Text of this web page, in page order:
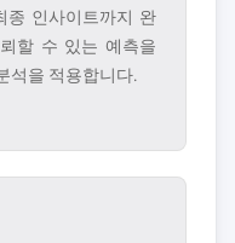
종 인사이트까지 완
할 수 있는 예측을
석을 적용합니다.